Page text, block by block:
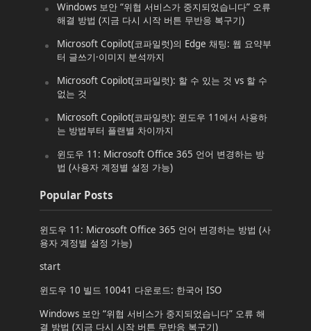
Windows 보안 “위협 서비스가 중지되었습니다” 오류
해결 방법 (지금 다시 시작 버튼 무반응 복구기)
Microsoft Copilot(코파일럿)의 Edge 채팅: 웹 요약부
터 글쓰기·이미지 분석까지
Microsoft Copilot(코파일럿): 할 수 있는 것 vs 할 수
없는 것
Microsoft Copilot(코파일럿): 윈도우 11에서 사용하
는 방법부터 플랜별 차이까지
윈도우 11: Microsoft Office 365 언어 변경하는 방
법 (사용자 계정별 설정 가능)
Popular Posts
윈도우 11: Microsoft Office 365 언어 변경하는 방법 (사
용자 계정별 설정 가능)
start
윈도우 10 빌드 10041 다운로드: 한국어 ISO
Windows 보안 “위협 서비스가 중지되었습니다” 오류 해
결 방법 (지금 다시 시작 버튼 무반응 복구기)